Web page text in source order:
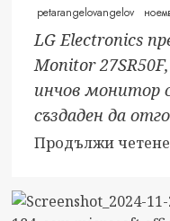
petarangelovangelov
LG Electronics
Monitor
инчов монитор
създаден да
Продължи